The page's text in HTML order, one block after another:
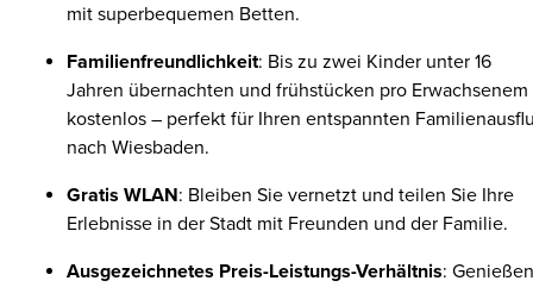
mit superbequemen Betten.
Familienfreundlichkeit: Bis zu zwei Kinder unter 16
Jahren übernachten und frühstücken pro Erwachsenem
kostenlos – perfekt für Ihren entspannten
nach Wiesbaden.
Gratis WLAN: Bleiben Sie vernetzt und teilen Sie Ihre
Erlebnisse in der Stadt mit Freunden und der Familie.
Ausgezeichnetes Preis-Leistungs-Verhältnis: Genießen